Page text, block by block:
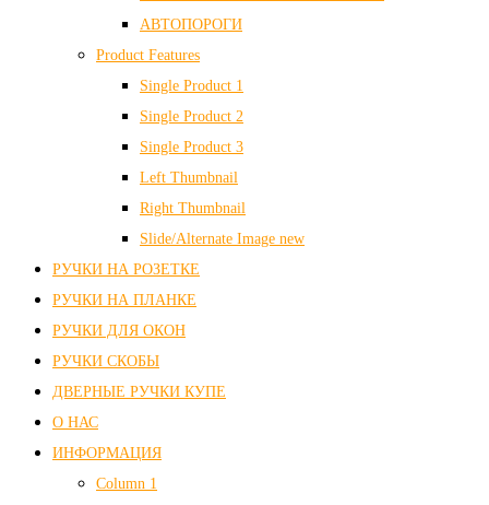
АВТОПОРОГИ
Product Features
Single Product 1
Single Product 2
Single Product 3
Left Thumbnail
Right Thumbnail
Slide/Alternate Image new
РУЧКИ НА РОЗЕТКЕ
РУЧКИ НА ПЛАНКЕ
РУЧКИ ДЛЯ ОКОН
РУЧКИ СКОБЫ
ДВЕРНЫЕ РУЧКИ КУПЕ
О НАС
ИНФОРМАЦИЯ
Column 1